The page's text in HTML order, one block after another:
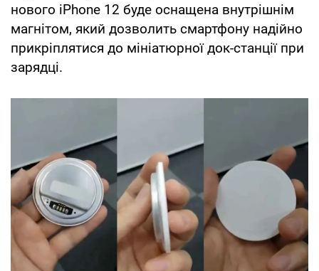
нового iPhone 12 буде оснащена внутрішнім
магнітом, який дозволить смартфону надійно
прикріплятися до мініатюрної док-станції при
зарядці.